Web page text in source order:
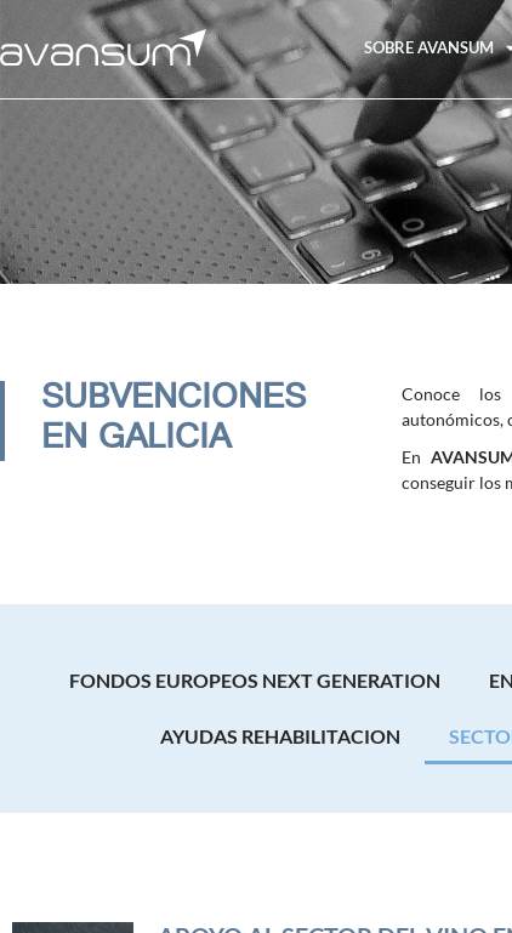
SOBRE AVANSUM
SUBVENCIONES
EN GALICIA
Conoce los
autonómicos,
En
conseguir los
FONDOS EUROPEOS NEXT GENERATION
AYUDAS REHABILITACION